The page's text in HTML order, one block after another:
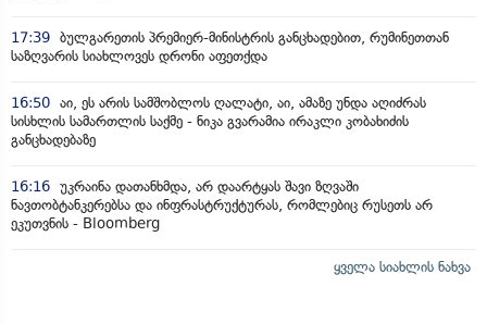
17:39 ბულგარეთის პრემიერ-მინისტრის განცხადებით, რუმინეთთან
საზღვარის სიახლოვეს დრონი აფეთქდა
16:50 აი, ეს არის სამშობლოს ღალატი, აი, ამაზე უნდა აღიძრას
სისხლის სამართლის საქმე - ნიკა გვარამია ირაკლი კობახიძის
განცხადებაზე
16:16 უკრაინა დათანხმდა, არ დაარტყას შავი ზღვაში
ნავთობტანკერებსა და ინფრასტრუქტურას, რომლებიც რუსეთს არ
ეკუთვნის - Bloomberg
ყველა სიახლის ნახვა